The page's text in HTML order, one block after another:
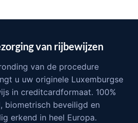
van rijbewijzen
van de procedure
u uw originele Luxemburgse
in creditcardformaat. 100%
biometrisch beveiligd en
erkend in heel Europa.